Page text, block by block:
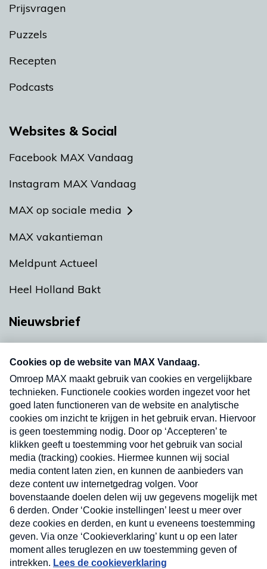
Prijsvragen
Puzzels
Recepten
Podcasts
Websites & Social
Facebook MAX Vandaag
Instagram MAX Vandaag
MAX op sociale media
MAX vakantieman
Meldpunt Actueel
Heel Holland Bakt
Nieuwsbrief
nieuwsbrief. Elke vrijdag- en dinsdagochtend in
uw mailbox.
Verzend
Nieuwsbrief
Neem hier een gratis abonnement op onze
nieuwsbrief. Elke vrijdag- en dinsdagochtend in uw